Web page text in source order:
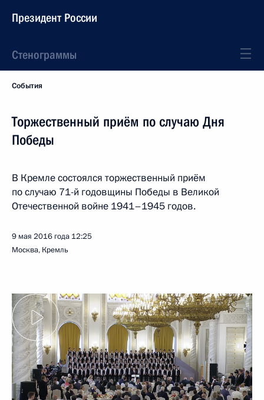
Президент России
Стенограммы
События
Торжественный приём по случаю Дня
Победы
В Кремле состоялся торжественный приём
по случаю 71-й годовщины Победы в Великой
Отечественной войне 1941–1945 годов.
9 мая 2016 года 12:25
Москва, Кремль